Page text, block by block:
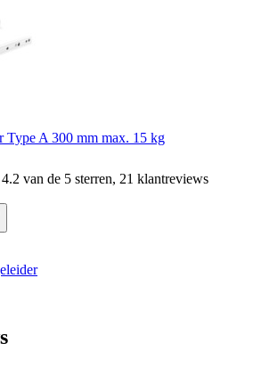
Type A 300 mm max. 15 kg
van de 5 sterren, 21 klantreviews